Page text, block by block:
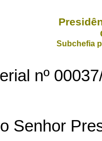
Subchefia
nº
Senhor